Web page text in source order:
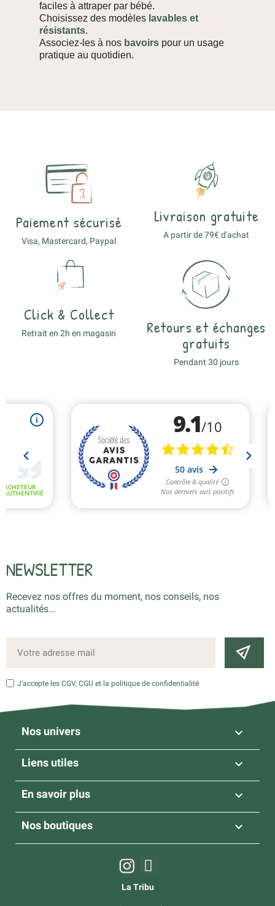
faciles à attraper par bébé.
Choisissez des modèles lavables et
résistants.
Associez-les à nos bavoirs pour un usage
pratique au quotidien.
Paiement sécurisé
Visa, Mastercard, Paypal
Livraison gratuite
A partir de 79€ d'achat
Click & Collect
Retrait en 2h en magasin
Retours et échanges
gratuits
Pendant 30 jours
NEWSLETTER
Recevez nos offres du moment, nos conseils, nos
actualités...
J’accepte les CGV, CGU et la politique de confidentialité
Nos univers 
Liens utiles 
En savoir plus 
Nos boutiques 
La Tribu